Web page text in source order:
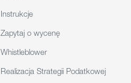
Instrukcje
Zapytaj o wycenę
Whistleblower
Realizacja Strategii Podatkowej